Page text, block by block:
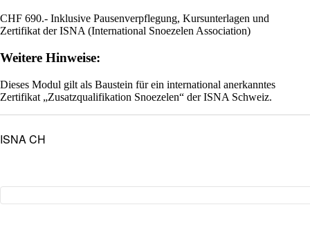
CHF 690.- Inklusive Pausenverpflegung, Kursunterlagen und
Zertifikat der ISNA (International Snoezelen Association)
Weitere Hinweise:
Dieses Modul gilt als Baustein für ein international anerkanntes
Zertifikat „Zusatzqualifikation Snoezelen“ der ISNA Schweiz.
ISNA CH